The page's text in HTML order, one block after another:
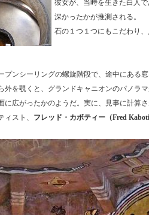
彼女が、当時を生きた白人
深かったかが推測される。
石の１つ１つにもこだわり
プンシーリングの螺旋階段で、途中にある窓
外を覗くと、グランドキャニオンのパノラマ
に広がったかのようだ。実に、見事に計算
スト、
フレッド・カボティー（Fred